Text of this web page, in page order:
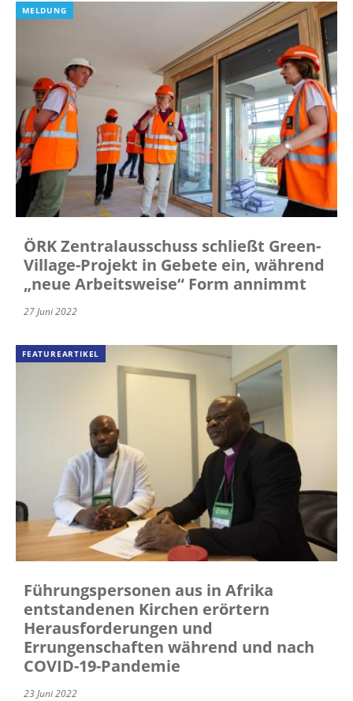
MELDUNG
ÖRK Zentralausschuss schließt Green-
Village-Projekt in Gebete ein, während
„neue Arbeitsweise“ Form annimmt
27 Juni 2022
FEATUREARTIKEL
Führungspersonen aus in Afrika
entstandenen Kirchen erörtern
Herausforderungen und
Errungenschaften während und nach
COVID-19-Pandemie
23 Juni 2022